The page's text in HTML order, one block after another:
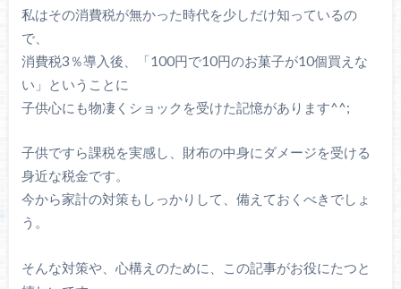
私はその消費税が無かった時代を少しだけ知っているの
で、
消費税3％導入後、「100円で10円のお菓子が10個買えな
い」ということに
子供心にも物凄くショックを受けた記憶があります^^;
子供ですら課税を実感し、財布の中身にダメージを受ける
身近な税金です。
今から家計の対策もしっかりして、備えておくべきでしょ
う。
そんな対策や、心構えのために、この記事がお役にたつと